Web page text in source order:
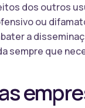
dos outros
ou
a
sempre que